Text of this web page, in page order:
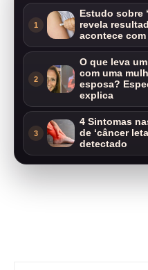
1
Estudo sobre
revela
acontece
2
O que leva
com uma
esposa?
explica
3
4 Sintomas
de ‘câncer
detectado